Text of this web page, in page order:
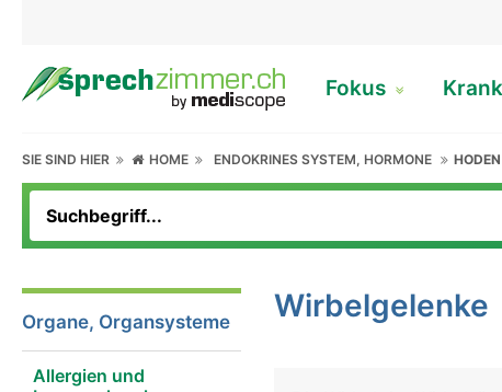
Fokus
SIE SIND HIER HOME ENDOKRINES SYSTEM, HORMONE HODEN
Organe, Organsysteme
Allergien und
Wirbelgelenke